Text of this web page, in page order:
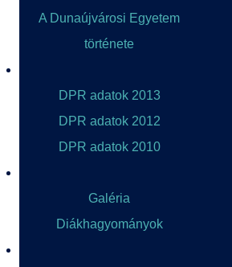
A Dunaújvárosi Egyetem
története
DPR adatok 2013
DPR adatok 2012
DPR adatok 2010
Galéria
Diákhagyományok